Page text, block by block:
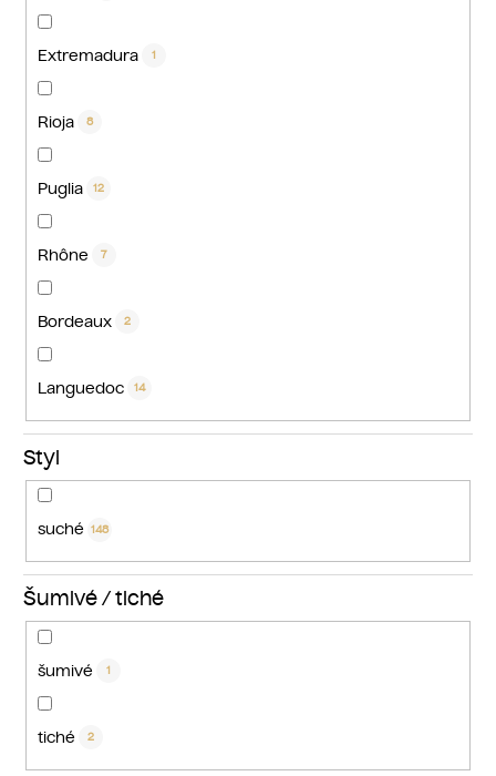
Extremadura 1
Rioja 8
Puglia 12
Rhône 7
Bordeaux 2
Languedoc 14
Styl
suché 148
Šumivé / tiché
šumivé 1
tiché 2